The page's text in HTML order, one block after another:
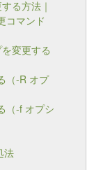
る方法｜
コマンド
変更する
（-R オプ
（-f オプシ
法